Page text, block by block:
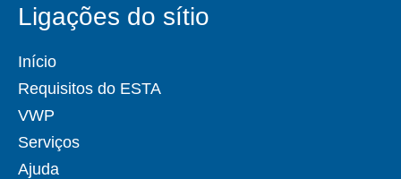
Ligações do sítio
Início
Requisitos do ESTA
VWP
Serviços
Ajuda